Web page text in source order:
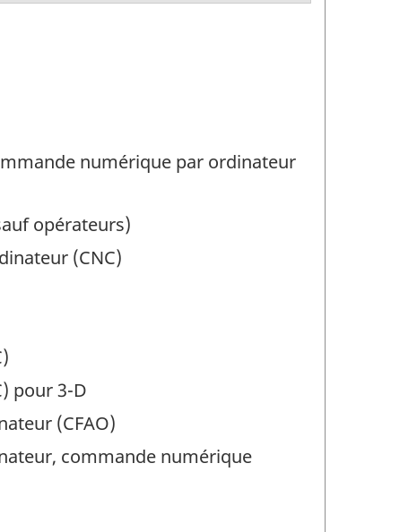
numérique par ordinateur
opérateurs)
(CNC)
pour 3-D
(CFAO)
commande numérique